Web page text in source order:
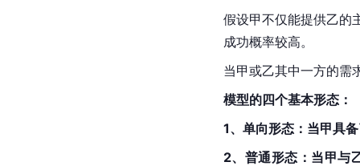
假设甲不仅能提供乙的
成功概率较高。
当甲或乙其中一方的需
模型的四个基本形态：
1、单向形态：当甲具
2、普通形态：当甲与